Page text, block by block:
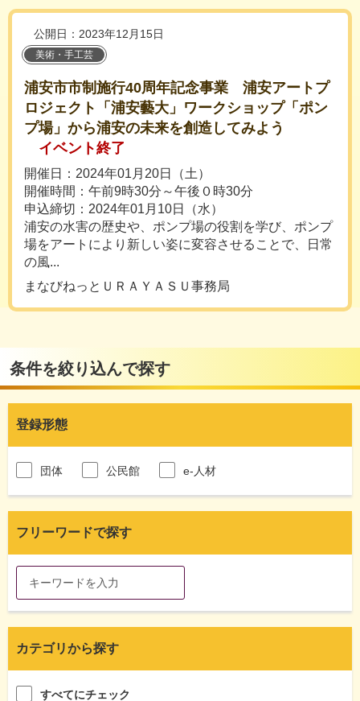
公開日：2023年12月15日
美術・手工芸
浦安市市制施行40周年記念事業 浦安アートプ
ロジェクト「浦安藝大」ワークショップ「ポン
プ場」から浦安の未来を創造してみよう
イベント終了
開催日：2024年01月20日（土）
開催時間：午前9時30分～午後０時30分
申込締切：2024年01月10日（水）
浦安の水害の歴史や、ポンプ場の役割を学び、ポンプ
場をアートにより新しい姿に変容させることで、日常
の風...
まなびねっとＵＲＡＹＡＳＵ事務局
条件を絞り込んで探す
登録形態
団体 公民館 e-人材
フリーワードで探す
カテゴリから探す
すべてにチェック